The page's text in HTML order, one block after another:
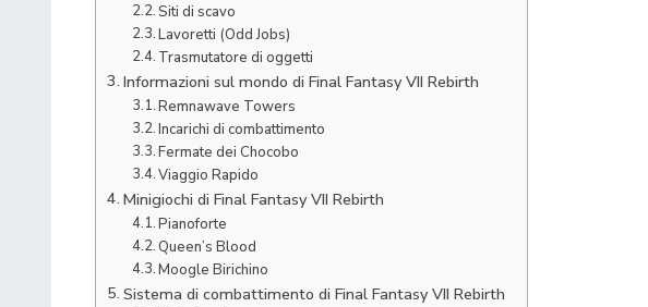
Siti di scavo
Lavoretti (Odd Jobs)
Trasmutatore di oggetti
Informazioni sul mondo di Final Fantasy VII Rebirth
Remnawave Towers
Incarichi di combattimento
Fermate dei Chocobo
Viaggio Rapido
Minigiochi di Final Fantasy VII Rebirth
Pianoforte
Queen’s Blood
Moogle Birichino
Sistema di combattimento di Final Fantasy VII Rebirth